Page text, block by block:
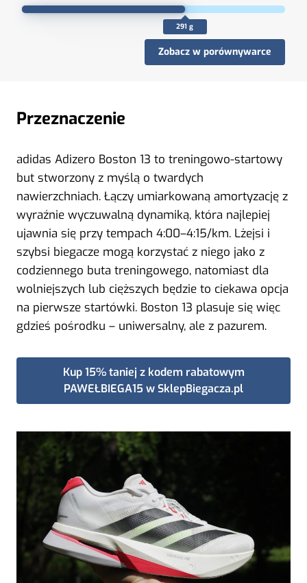
291 g
Zobacz w porównywarce
Przeznaczenie
adidas Adizero Boston 13 to treningowo-startowy
but stworzony z myślą o twardych
nawierzchniach. Łączy umiarkowaną amortyzację z
wyraźnie wyczuwalną dynamiką, która najlepiej
ujawnia się przy tempach 4:00–4:15/km. Lżejsi i
szybsi biegacze mogą korzystać z niego jako z
codziennego buta treningowego, natomiast dla
wolniejszych lub cięższych będzie to ciekawa opcja
na pierwsze startówki. Boston 13 plasuje się więc
gdzieś pośrodku – uniwersalny, ale z pazurem.
Kup 15% taniej z kodem rabatowym
PAWEŁBIEGA15 w SklepBiegacza.pl